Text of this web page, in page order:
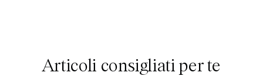
Articoli consigliati per te